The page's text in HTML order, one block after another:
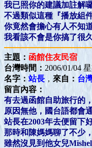
我已照你的建議加註解
不過類似這種『播放組
你竟然會擔心有人不知
我看該不會是你搞了很
主題： 函館住友民宿
台灣時間： 2006/01/04
名字：站長 ， 來自： 台
留言內容：
有去過函館自助旅行的
原因無他，國台語都會
站長在2003年去便留下
那時和陳媽媽聊了不少
雖然沒見到他女兒